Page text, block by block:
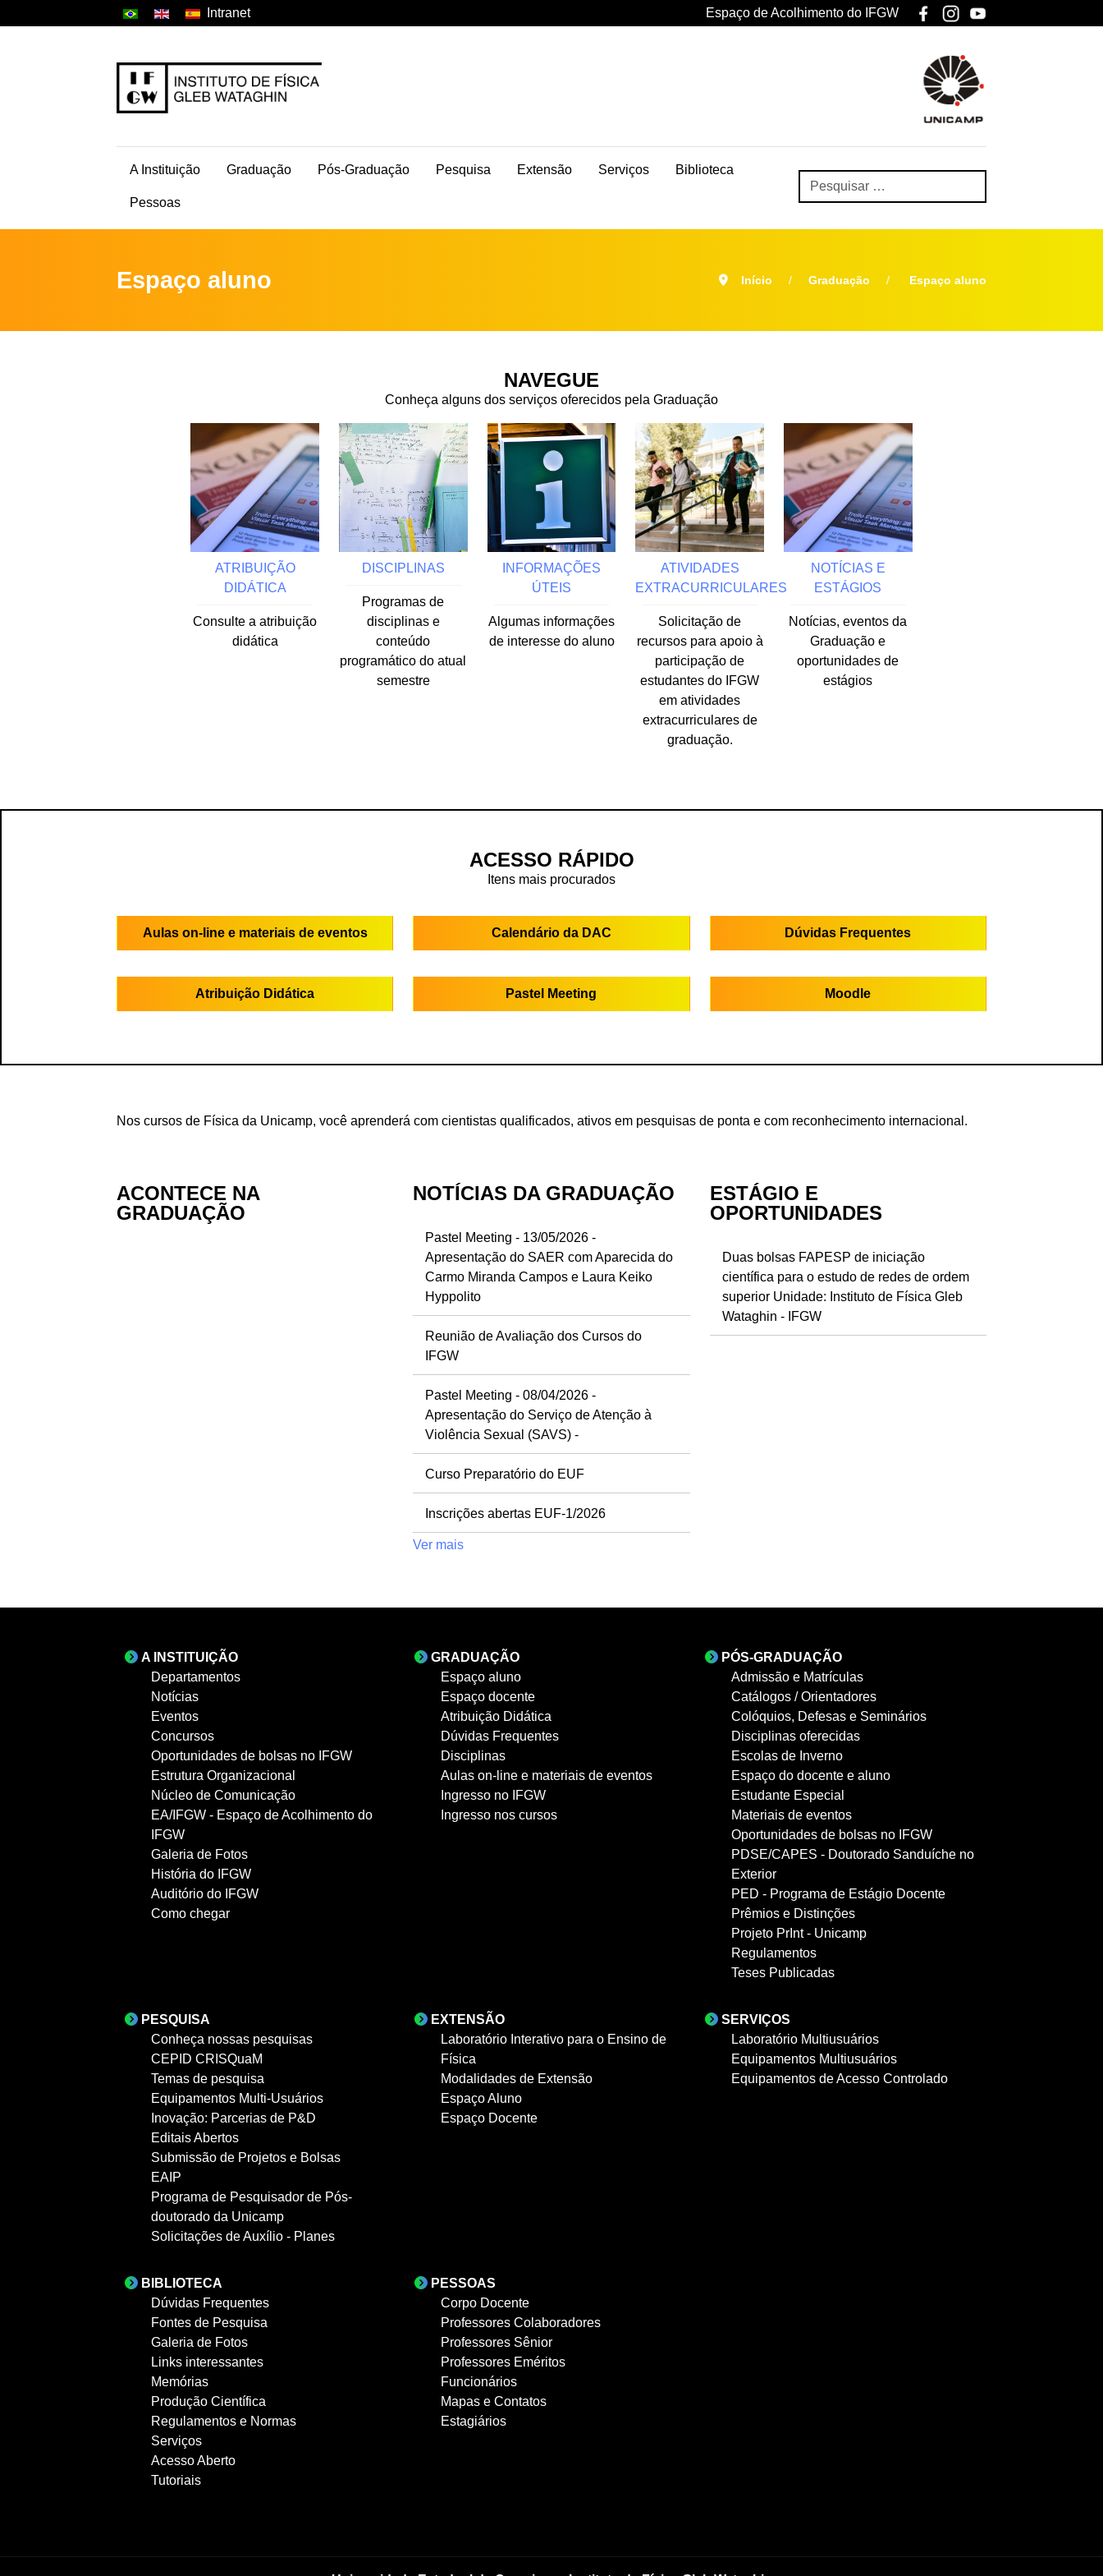
Intranet Espaço de Acolhimento do IFGW
A Instituição Graduação Pós-Graduação Pesquisa Extensão Serviços Biblioteca
Pessoas
Espaço aluno Início Graduação Espaço aluno
NAVEGUE
Conheça alguns dos serviços oferecidos pela Graduação
ATRIBUIÇÃO
DIDÁTICA
Consulte a atribuição
didática
DISCIPLINAS
Programas de
disciplinas e
conteúdo
programático do atual
semestre
INFORMAÇÕES
ÚTEIS
Algumas informações
de interesse do aluno
ATIVIDADES
EXTRACURRICULARES
Solicitação de
recursos para apoio à
participação de
estudantes do IFGW
em atividades
extracurriculares de
graduação.
NOTÍCIAS E
ESTÁGIOS
Notícias, eventos da
Graduação e
oportunidades de
estágios
ACESSO RÁPIDO
Itens mais procurados
Aulas on-line e materiais de eventos Calendário da DAC Dúvidas Frequentes
Atribuição Didática Pastel Meeting Moodle
Nos cursos de Física da Unicamp, você aprenderá com cientistas qualificados, ativos em pesquisas de ponta e com reconhecimento internacional.
ACONTECE NA
GRADUAÇÃO
NOTÍCIAS DA GRADUAÇÃO
Pastel Meeting - 13/05/2026 -
Apresentação do SAER com Aparecida do
Carmo Miranda Campos e Laura Keiko
Hyppolito
Reunião de Avaliação dos Cursos do
IFGW
Pastel Meeting - 08/04/2026 -
Apresentação do Serviço de Atenção à
Violência Sexual (SAVS) -
Curso Preparatório do EUF
Inscrições abertas EUF-1/2026
Ver mais
ESTÁGIO E
OPORTUNIDADES
Duas bolsas FAPESP de iniciação
científica para o estudo de redes de ordem
superior Unidade: Instituto de Física Gleb
Wataghin - IFGW
A INSTITUIÇÃO
Departamentos
Notícias
Eventos
Concursos
Oportunidades de bolsas no IFGW
Estrutura Organizacional
Núcleo de Comunicação
EA/IFGW - Espaço de Acolhimento do
IFGW
Galeria de Fotos
História do IFGW
Auditório do IFGW
Como chegar
GRADUAÇÃO
Espaço aluno
Espaço docente
Atribuição Didática
Dúvidas Frequentes
Disciplinas
Aulas on-line e materiais de eventos
Ingresso no IFGW
Ingresso nos cursos
PÓS-GRADUAÇÃO
Admissão e Matrículas
Catálogos / Orientadores
Colóquios, Defesas e Seminários
Disciplinas oferecidas
Escolas de Inverno
Espaço do docente e aluno
Estudante Especial
Materiais de eventos
Oportunidades de bolsas no IFGW
PDSE/CAPES - Doutorado Sanduíche no
Exterior
PED - Programa de Estágio Docente
Prêmios e Distinções
Projeto PrInt - Unicamp
Regulamentos
Teses Publicadas
PESQUISA
Conheça nossas pesquisas
CEPID CRISQuaM
Temas de pesquisa
Equipamentos Multi-Usuários
Inovação: Parcerias de P&D
Editais Abertos
Submissão de Projetos e Bolsas
EAIP
Programa de Pesquisador de Pós-
doutorado da Unicamp
Solicitações de Auxílio - Planes
EXTENSÃO
Laboratório Interativo para o Ensino de
Física
Modalidades de Extensão
Espaço Aluno
Espaço Docente
SERVIÇOS
Laboratório Multiusuários
Equipamentos Multiusuários
Equipamentos de Acesso Controlado
BIBLIOTECA
Dúvidas Frequentes
Fontes de Pesquisa
Galeria de Fotos
Links interessantes
Memórias
Produção Científica
Regulamentos e Normas
Serviços
Acesso Aberto
Tutoriais
PESSOAS
Corpo Docente
Professores Colaboradores
Professores Sênior
Professores Eméritos
Funcionários
Mapas e Contatos
Estagiários